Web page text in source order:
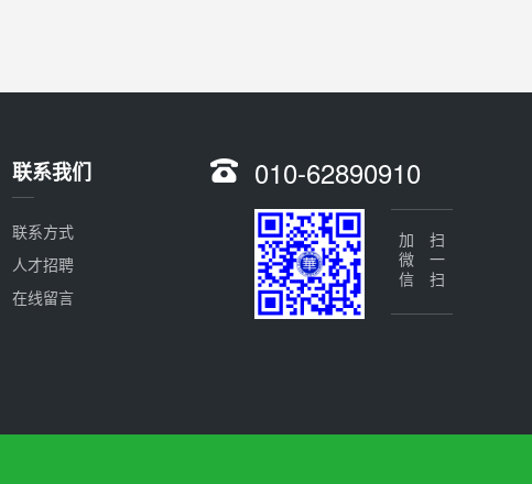
联系我们
联系方式
人才招聘
在线留言
010-62890910
扫一扫
加微信